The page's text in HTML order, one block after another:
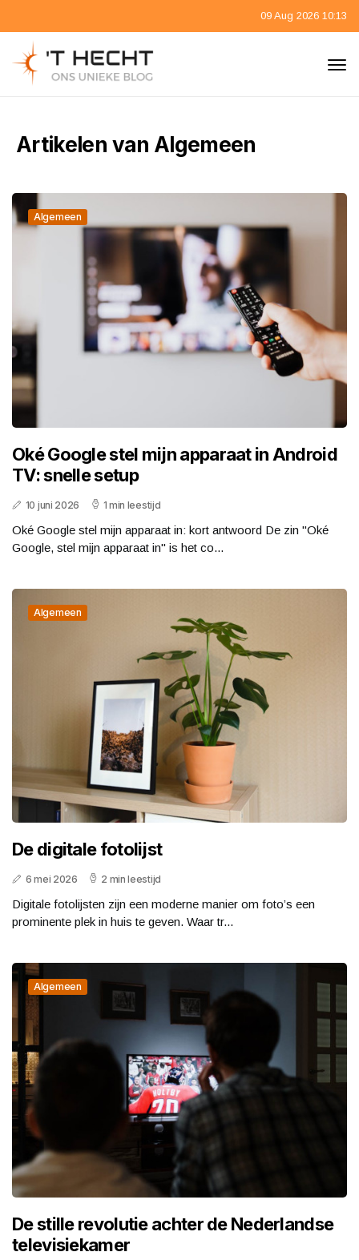
09 Aug 2026 10:13
Artikelen van Algemeen
Algemeen
Oké Google stel mijn apparaat in Android
TV: snelle setup
10 juni 2026 1 min leestijd
Oké Google stel mijn apparaat in: kort antwoord De zin "Oké
Google, stel mijn apparaat in" is het co...
Algemeen
De digitale fotolijst
6 mei 2026 2 min leestijd
Digitale fotolijsten zijn een moderne manier om foto’s een
prominente plek in huis te geven. Waar tr...
Algemeen
De stille revolutie achter de Nederlandse
televisiekamer